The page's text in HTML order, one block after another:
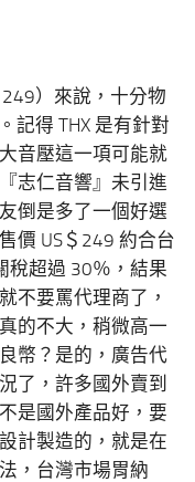
）來說，十分物
記得 THX 是有針對
音壓這一項可能就
志仁音響』未引進
倒是多了一個好選
價 US＄249 約合台
稅超過 30％，結果
不要罵代理商了，
的不大，稍微高一
幣？是的，廣告代
了，許多國外賣到
是國外產品好，要
計製造的，就是在
，台灣市場胃納